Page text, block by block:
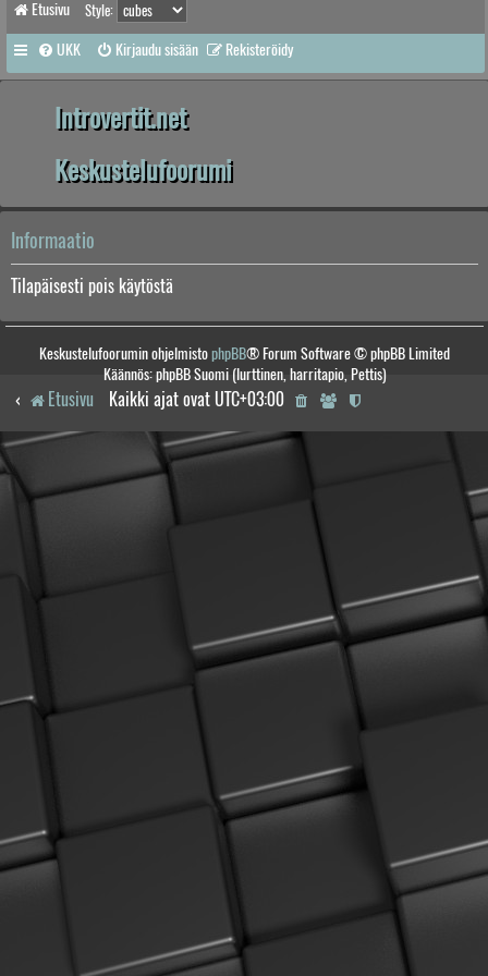
Etusivu Style:
UKK Kirjaudu sisään Rekisteröidy
Introvertit.net
Keskustelufoorumi
Informaatio
Tilapäisesti pois käytöstä
Keskustelufoorumin ohjelmistophpBB® Forum Software © phpBB Limited
Käännös: phpBB Suomi (lurttinen, harritapio, Pettis)
Etusivu Kaikki ajat ovat UTC+03:00